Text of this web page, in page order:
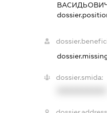
dossier.smida: